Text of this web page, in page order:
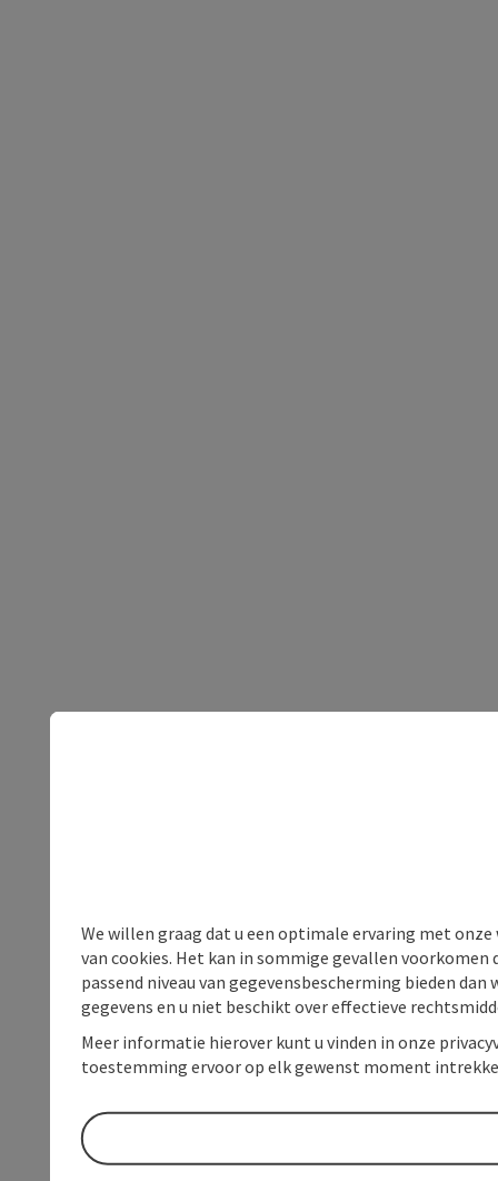
We willen graag dat u een optimale ervaring met
van cookies. Het kan in sommige gevallen voorkomen
passend niveau van gegevensbescherming bieden
gegevens en u niet beschikt over effectieve
Meer informatie hierover kunt u vinden in onze
toestemming ervoor op elk gewenst moment